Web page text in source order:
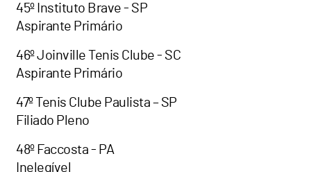
45º Instituto Brave - SP
Aspirante Primário
46º Joinville Tenis Clube - SC
Aspirante Primário
47º Tenis Clube Paulista – SP
Filiado Pleno
48º Faccosta - PA
Inelegível